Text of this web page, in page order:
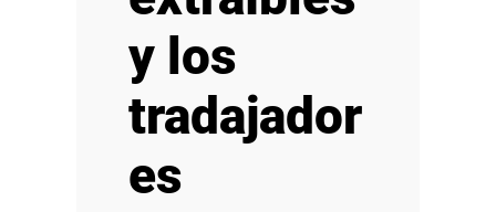
y los
tradajador
es